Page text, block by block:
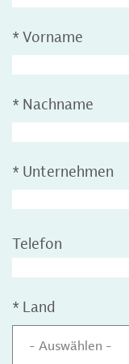
* Vorname
* Nachname
* Unternehmen
Telefon
* Land
- Auswählen -